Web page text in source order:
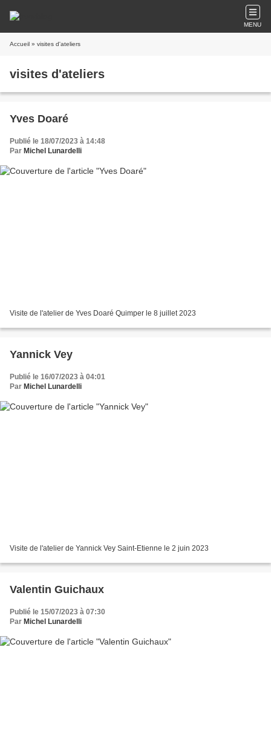
MENU
Accueil » visites d'ateliers
visites d'ateliers
Yves Doaré
Publié le 18/07/2023 à 14:48
Par Michel Lunardelli
Visite de l'atelier de Yves Doaré Quimper le 8 juillet 2023
Yannick Vey
Publié le 16/07/2023 à 04:01
Par Michel Lunardelli
Visite de l'atelier de Yannick Vey Saint-Etienne le 2 juin 2023
Valentin Guichaux
Publié le 15/07/2023 à 07:30
Par Michel Lunardelli